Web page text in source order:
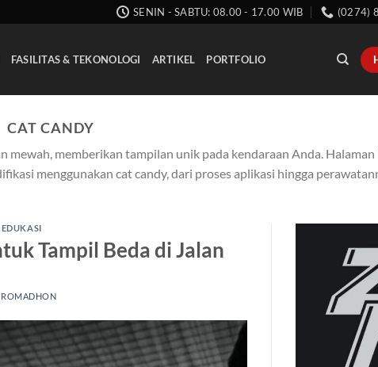
SENIN - SABTU: 08.00 - 17.00 WIB (0274)
FASILITAS & TEKONOLOGI ARTIKEL PORTFOLIO
CAT CANDY
memberikan tampilan unik pada kendaraan Anda. Halaman
menggunakan cat candy, dari proses aplikasi hingga
Tampil Beda di Jalan